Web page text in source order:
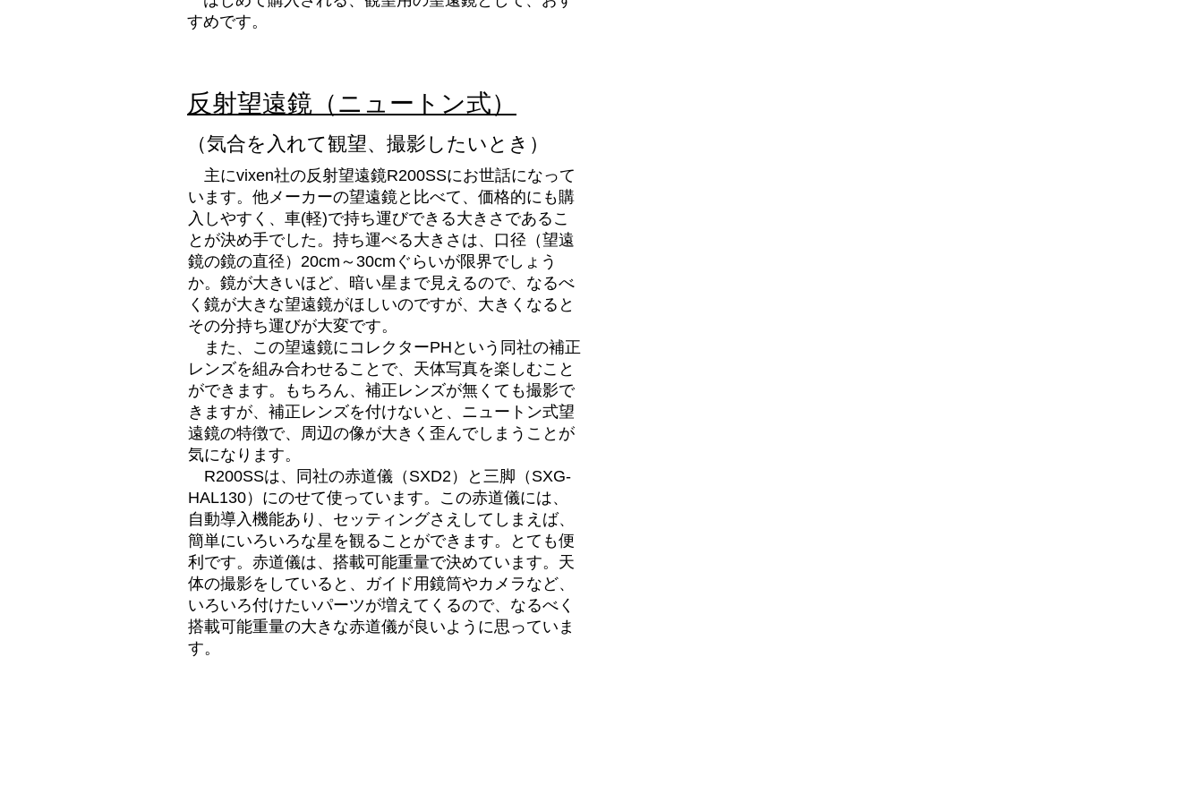
すめです。
反射望遠鏡（ニュートン式）
（気合を入れて観望、撮影したいとき）
主にvixen社の反射望遠鏡R200SSにお世話になって
います。他メーカーの望遠鏡と比べて、価格的にも購
入しやすく、車(軽)で持ち運びできる大きさであるこ
とが決め手でした。持ち運べる大きさは、口径（望遠
鏡の鏡の直径）20cm～30cmぐらいが限界でしょう
か。鏡が大きいほど、暗い星まで見えるので、なるべ
く鏡が大きな望遠鏡がほしいのですが、大きくなると
その分持ち運びが大変です。
また、この望遠鏡にコレクターPHという同社の補正
レンズを組み合わせることで、天体写真を楽しむこと
ができます。もちろん、補正レンズが無くても撮影で
きますが、補正レンズを付けないと、ニュートン式望
遠鏡の特徴で、周辺の像が大きく歪んでしまうことが
気になります。
R200SSは、同社の赤道儀（SXD2）と三脚（SXG-
HAL130）にのせて使っています。この赤道儀には、
自動導入機能あり、セッティングさえしてしまえば、
簡単にいろいろな星を観ることができます。とても便
利です。赤道儀は、搭載可能重量で決めています。天
体の撮影をしていると、ガイド用鏡筒やカメラなど、
いろいろ付けたいパーツが増えてくるので、なるべく
搭載可能重量の大きな赤道儀が良いように思っていま
す。